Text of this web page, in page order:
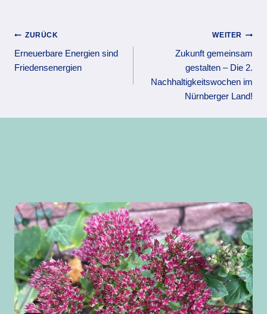
Beitragsnavigation
ZURÜCK
Erneuerbare Energien sind
Friedensenergien
WEITER
Zukunft gemeinsam
gestalten – Die 2.
Nachhaltigkeitswochen im
Nürnberger Land!